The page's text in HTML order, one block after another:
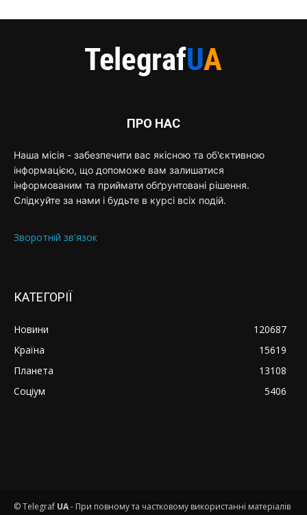
ПРО НАС
Наша місія - забезпечити вас якісною та об'єктивною
інформацією, що допоможе вам залишатися
інформованим та приймати обґрунтовані рішення.
Слідкуйте за нами і будьте в курсі всіх подій.
Зворотній зв'язок
КАТЕГОРІЇ
Новини
120687
Країна
15619
Планета
13108
Соціум
5406
© Telegraf UA- При повному та частковому використанні матеріалів